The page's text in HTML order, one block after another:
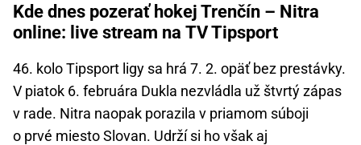
Kde dnes pozerať hokej Trenčín – Nitra
online: live stream na TV Tipsport
46. kolo Tipsport ligy sa hrá 7. 2. opäť bez prestávky.
V piatok 6. februára Dukla nezvládla už štvrtý zápas
v rade. Nitra naopak porazila v priamom súboji
o prvé miesto Slovan. Udrží si ho však aj